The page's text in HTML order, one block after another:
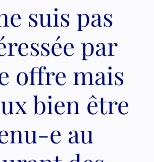
suis pas
par
offre mais
bien être
e au